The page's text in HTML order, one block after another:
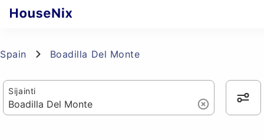
Spain Boadilla Del Monte
Sijainti